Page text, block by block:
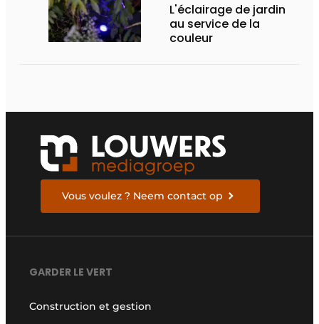
L'éclairage de jardin
au service de la
couleur
Vous voulez ? Neem contact op
GARDER LE VERT
Construction et gestion